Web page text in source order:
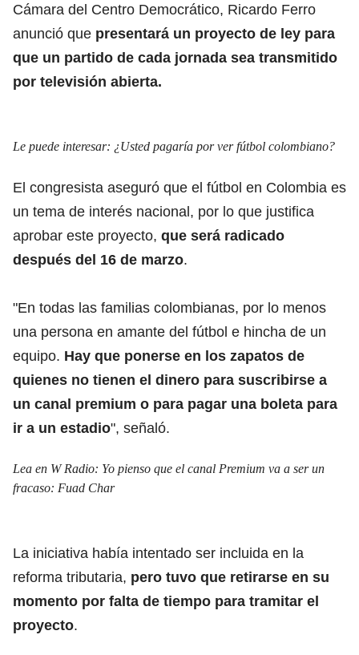
Cámara del Centro Democrático, Ricardo Ferro
anunció que presentará un proyecto de ley para
que un partido de cada jornada sea transmitido
por televisión abierta.
Le puede interesar: ¿Usted pagaría por ver fútbol colombiano?
El congresista aseguró que el fútbol en Colombia es
un tema de interés nacional, por lo que justifica
aprobar este proyecto, que será radicado
después del 16 de marzo.
"En todas las familias colombianas, por lo menos
una persona en amante del fútbol e hincha de un
equipo. Hay que ponerse en los zapatos de
quienes no tienen el dinero para suscribirse a
un canal premium o para pagar una boleta para
ir a un estadio", señaló.
Lea en W Radio: Yo pienso que el canal Premium va a ser un
fracaso: Fuad Char
La iniciativa había intentado ser incluida en la
reforma tributaria, pero tuvo que retirarse en su
momento por falta de tiempo para tramitar el
proyecto.